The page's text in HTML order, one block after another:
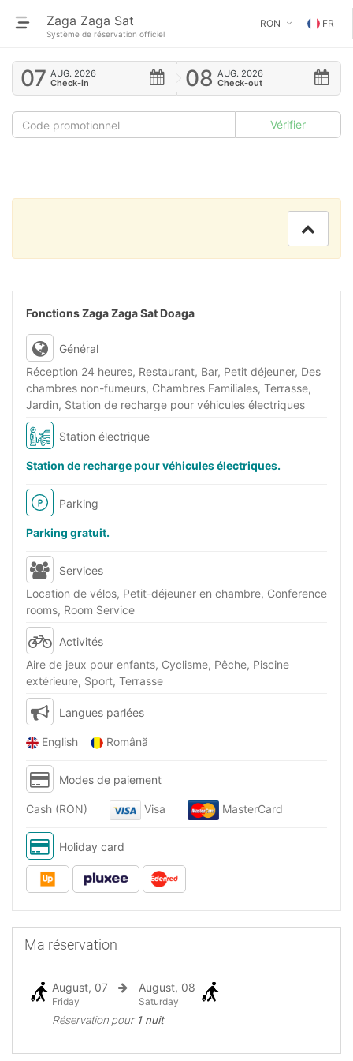
Zaga Zaga Sat
Système de réservation officiel
RON
€
$
£
FR
EN
GE
GR
RO
07 AUG. 2026
Check-in
08 AUG. 2026
Check-out
Fonctions Zaga Zaga Sat Doaga
Général
Réception 24 heures, Restaurant, Bar, Petit déjeuner, Des
chambres non-fumeurs, Chambres Familiales, Terrasse,
Jardin, Station de recharge pour véhicules électriques
Station électrique
Station de recharge pour véhicules électriques.
Parking
Parking gratuit.
Services
Location de vélos, Petit-déjeuner en chambre, Conference
rooms, Room Service
Activités
Aire de jeux pour enfants, Cyclisme, Pêche, Piscine
extérieure, Sport, Terrasse
Langues parlées
English Română
Modes de paiement
Cash (RON) Visa MasterCard
Holiday card
Ma réservation
August, 07
Friday
August, 08
Saturday
Réservation pour 1 nuit